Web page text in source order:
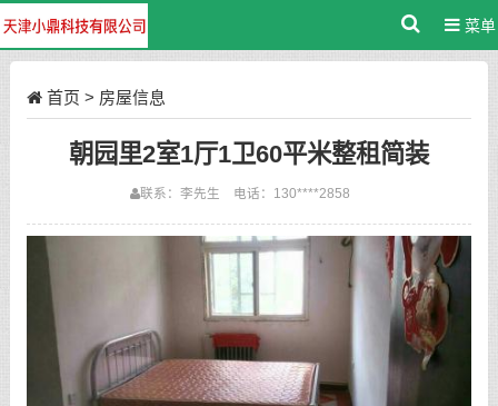
菜单
首页 > 房屋信息
朝园里2室1厅1卫60平米整租简装
联系：李先生 电话：130****2858